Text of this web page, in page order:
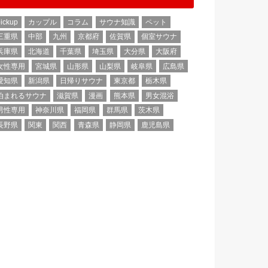
カップル コラム サウナ知識
ペット
重県
中部 九州 京都府 佐賀県
個室サウナ
庫県
北海道 千葉県 埼玉県 大分県
大阪府
性専用
宮城県 山形県 山梨県 岐阜県
広島県
知県
新潟県 日帰りサウナ 東京都
栃木県
まれるサウナ
滋賀県 漫画 熊本県
男女混浴
性専用
神奈川県 福岡県 群馬県
茨木県
野県
関東 関西 青森県 静岡県 鹿児島県